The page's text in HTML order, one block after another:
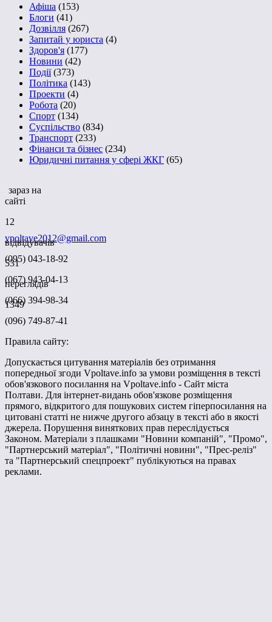
Афіша (153)
Блоги (41)
Дозвілля (267)
Запитай у юриста (4)
Здоров'я (177)
Новини (42)
Події(373)
Політика (143)
Проекти (4)
Робота (20)
Спорт (134)
Суспільство (834)
Транспорт (233)
Фінанси та бізнес (234)
Юридичні питання у сфері ЖКГ (65)
зараз на
сайті
12
відвідувачів
531
переглядів
1349
vpoltave2012@gmail.com
(095) 043-18-92
(067) 943-04-13
(066) 394-98-34
(096) 749-87-41
Правила сайту:
Допускається цитування матеріалів без отримання
попередньої згоди Vpoltave.info за умови розміщення в тексті
обов'язкового посилання на Vpoltave.info - Сайт міста
Полтави. Для інтернет-видань обов'язкове розміщення
прямого, відкритого для пошукових систем гіперпосилання на
цитовані статті не нижче другого абзацу в тексті або в якості
джерела. Порушення виняткових прав переслідується
Законом. Матеріали з плашками "Новини компаній", "Промо",
"Партнерський матеріал", "Політичні новини", "Прес-реліз"
та "Партнерський спецпроект" публікуються на правах
реклами.